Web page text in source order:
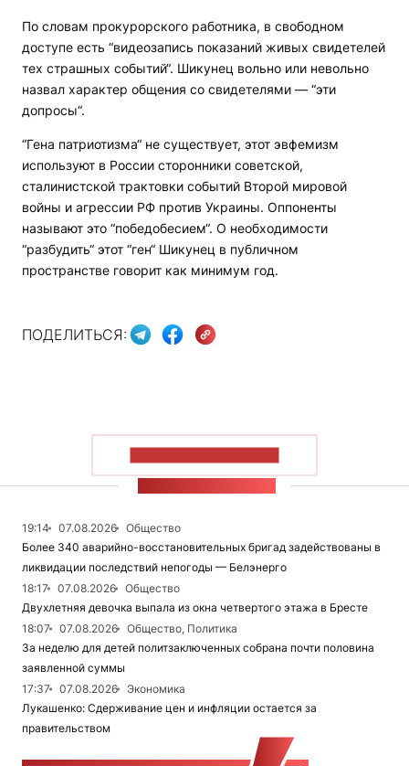
По словам прокурорского работника, в свободном
доступе есть “видеозапись показаний живых свидетелей
тех страшных событий“. Шикунец вольно или невольно
назвал характер общения со свидетелями — “эти
допросы“.
“Гена патриотизма“ не существует, этот эвфемизм
используют в России сторонники советской,
сталинистской трактовки событий Второй мировой
войны и агрессии РФ против Украины. Оппоненты
называют это “победобесием“. О необходимости
“разбудить“ этот “ген“ Шикунец в публичном
пространстве говорит как минимум год.
ПОДЕЛИТЬСЯ:
19:14 07.08.2026
Общество
Более 340 аварийно-восстановительных бригад задействованы в
ликвидации последствий непогоды — Белэнерго
18:17
07.08.2026
Общество
Двухлетняя девочка выпала из окна четвертого этажа в Бресте
18:07
07.08.2026
Общество, Политика
За неделю для детей политзаключенных собрана почти половина
заявленной суммы
17:37
07.08.2026
Экономика
Лукашенко: Сдерживание цен и инфляции остается за
правительством